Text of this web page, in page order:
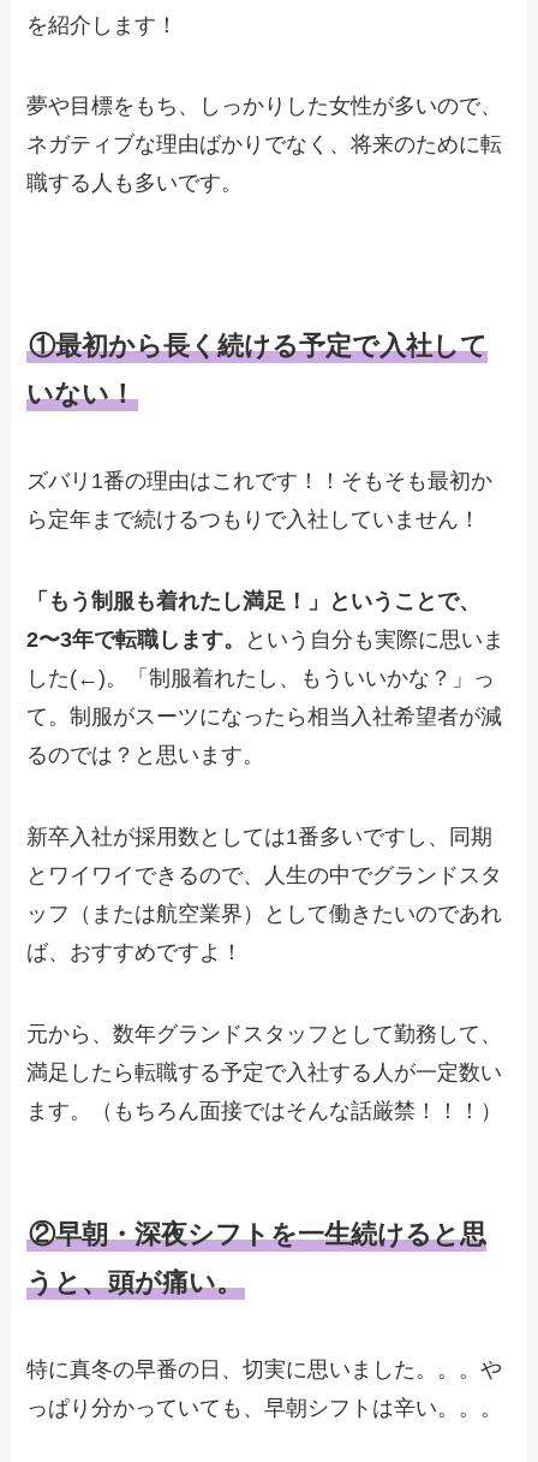
を紹介します！
夢や目標をもち、しっかりした女性が多いので、
ネガティブな理由ばかりでなく、将来のために転
職する人も多いです。
①最初から長く続ける予定で入社して
いない！
ズバリ1番の理由はこれです！！そもそも最初か
ら定年まで続けるつもりで入社していません！
「もう制服も着れたし満足！」ということで、
2〜3年で転職します。
という自分も実際に思いま
した(←)。「制服着れたし、もういいかな？」っ
て。制服がスーツになったら相当入社希望者が減
るのでは？と思います。
新卒入社が採用数としては1番多いですし、同期
とワイワイできるので、人生の中でグランドスタ
ッフ（または航空業界）として働きたいのであれ
ば、おすすめですよ！
元から、数年グランドスタッフとして勤務して、
満足したら転職する予定で入社する人が一定数い
ます。（もちろん面接ではそんな話厳禁！！！）
②早朝・深夜シフトを一生続けると思
うと、頭が痛い。
特に真冬の早番の日、切実に思いました。。。や
っぱり分かっていても、早朝シフトは辛い。。。